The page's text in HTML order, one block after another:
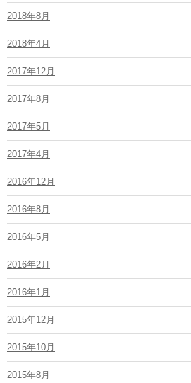
2018年8月
2018年4月
2017年12月
2017年8月
2017年5月
2017年4月
2016年12月
2016年8月
2016年5月
2016年2月
2016年1月
2015年12月
2015年10月
2015年8月